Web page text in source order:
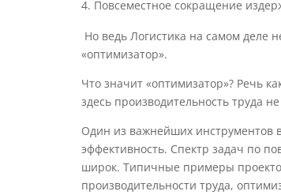
Повсеместное сокращение
Но ведь Логистика на самом деле
«оптимизатор».
Что значит «оптимизатор»? Речь
здесь производительность труда
Один из важнейших инструментов
эффективность. Спектр задач по
широк. Типичные примеры
производительности труда,